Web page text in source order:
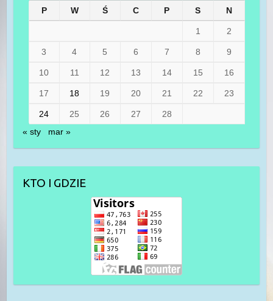
P W Ś C P S N
1 2
3 4 5 6 7 8 9
10 11 12 13 14 15 16
17 18 19 20 21 22 23
24 25 26 27
28
« sty
mar »
KTO I GDZIE